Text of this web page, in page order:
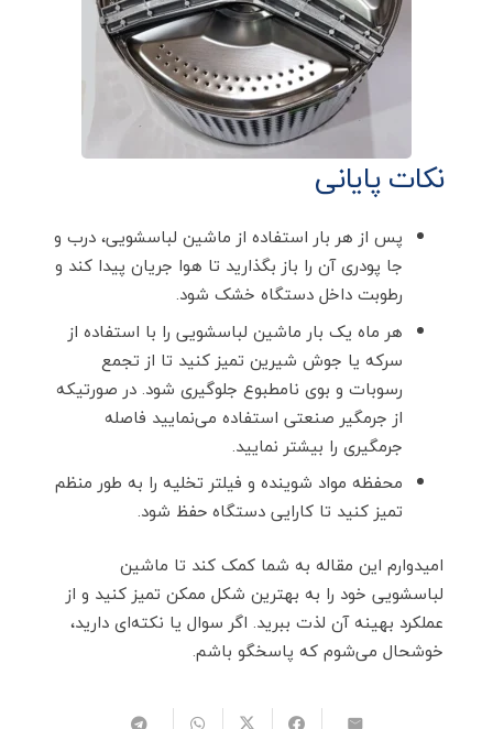
نکات پایانی
پس از هر بار استفاده از ماشین لباسشویی، درب و
جا پودری آن را باز بگذارید تا هوا جریان پیدا کند و
رطوبت داخل دستگاه خشک شود.
هر ماه یک بار ماشین لباسشویی را با استفاده از
سرکه یا جوش شیرین تمیز کنید تا از تجمع
رسوبات و بوی نامطبوع جلوگیری شود. در صورتیکه
از جرمگیر صنعتی استفاده می‌نمایید فاصله
جرمگیری را بیشتر نمایید.
محفظه مواد شوینده و فیلتر تخلیه را به طور منظم
تمیز کنید تا کارایی دستگاه حفظ شود.
امیدوارم این مقاله به شما کمک کند تا ماشین
لباسشویی خود را به بهترین شکل ممکن تمیز کنید و از
عملکرد بهینه آن لذت ببرید. اگر سوال یا نکته‌ای دارید،
خوشحال می‌شوم که پاسخگو باشم.